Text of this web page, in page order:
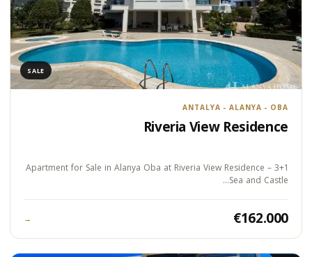
SALE
ANTALYA - ALANYA - OBA
Riveria View Residence
3+1 Apartment for Sale in Alanya Oba at Riveria View Residence –
Sea and Castle…
€162.000
→